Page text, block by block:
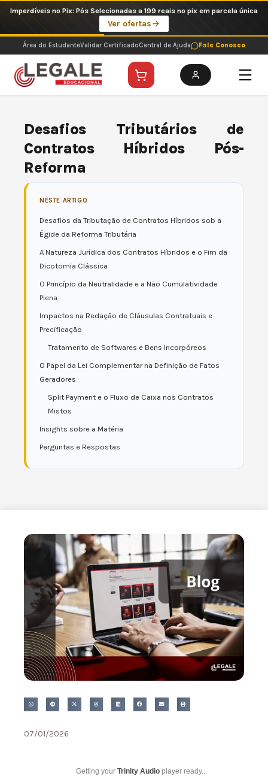
o
conteúdo
Imperdíveis no Pix: Pós Selecionadas a 199 reais no pix em parcela única
Ver ofertas
Área do EstudanteValidar CertificadoCentral de Ajuda Fale Conosco
Desafios Tributários de
Contratos Híbridos Pós-
Reforma
NESTE ARTIGO
Desafios da Tributação de Contratos Híbridos sob a
Égide da Reforma Tributária
A Natureza Jurídica dos Contratos Híbridos e o Fim da
Dicotomia Clássica
O Princípio da Neutralidade e a Não Cumulatividade
Plena
Impactos na Redação de Cláusulas Contratuais e
Precificação
Tratamento de Softwares e Bens Incorpóreos
O Papel da Lei Complementar na Definição de Fatos
Geradores
Split Payment e o Fluxo de Caixa nos Contratos
Mistos
Insights sobre a Matéria
Perguntas e Respostas
07/01/2026
Getting your Trinity Audio player ready...